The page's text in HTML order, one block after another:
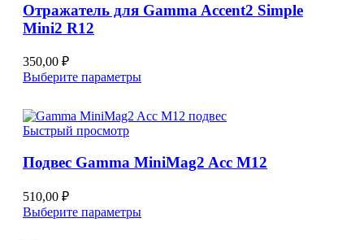
можно
Отражатель для Gamma Accent2 Simple
Mini2 R12
350,00 ₽
Выберите параметрыЭтот
несколько
можно
странице
товара.
Быстрый просмотр
Подвес Gamma MiniMag2 Acc M12
510,00 ₽
Выберите параметрыЭтот